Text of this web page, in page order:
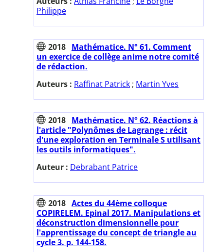
Philippe
2018 Mathématice. N° 61. Comment
un exercice de collège anime notre comité
de rédaction.
Auteurs : Raffinat Patrick ; Martin Yves
2018 Mathématice. N° 62. Réactions à
l'article "Polynômes de Lagrange : récit
d'une exploration en Terminale S utilisant
les outils informatiques".
Auteur : Debrabant Patrice
2018 Actes du 44ème colloque
COPIRELEM. Epinal 2017. Manipulations et
déconstruction dimensionnelle pour
l'apprentissage du concept de triangle au
cycle 3. p. 144-158.